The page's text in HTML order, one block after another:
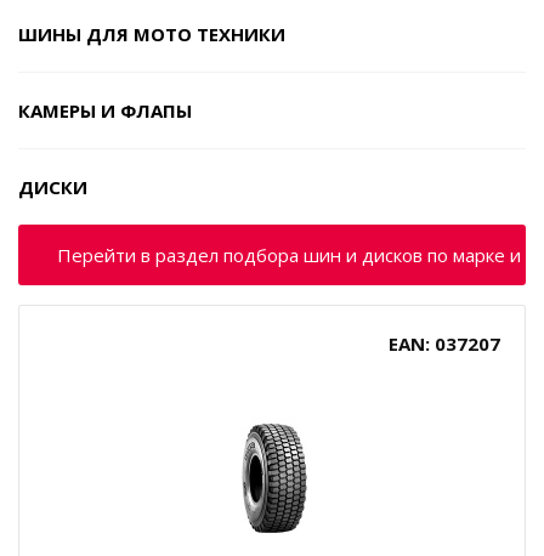
ШИНЫ ДЛЯ МОТО ТЕХНИКИ
КАМЕРЫ И ФЛАПЫ
ДИСКИ
Перейти в раздел подбора шин и дисков по марке и
EAN: 037207